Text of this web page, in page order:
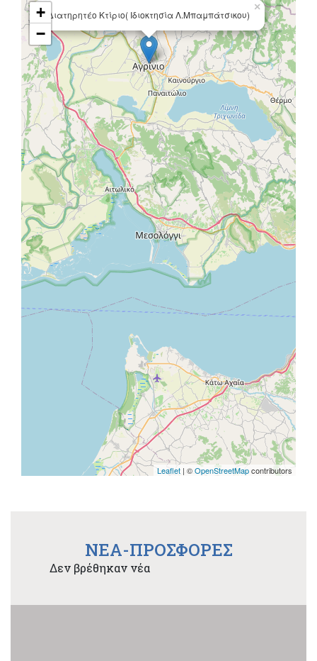
Διατηρητέο Κτίριο( Iδιοκτησία Λ.Μπαμπάτσικου)
×
+
−
Leaflet | ©OpenStreetMapcontributors
NEA-ΠΡΟΣΦΟΡΕΣ
Δεν βρέθηκαν νέα